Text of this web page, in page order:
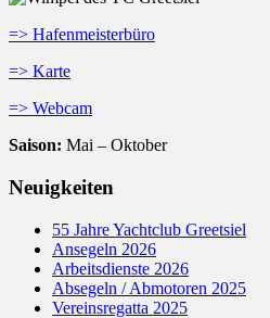
=> Hafenmeisterbüro
=> Karte
=> Webcam
Saison: Mai – Oktober
Neuigkeiten
55 Jahre Yachtclub Greetsiel
Ansegeln 2026
Arbeitsdienste 2026
Absegeln / Abmotoren 2025
Vereinsregatta 2025